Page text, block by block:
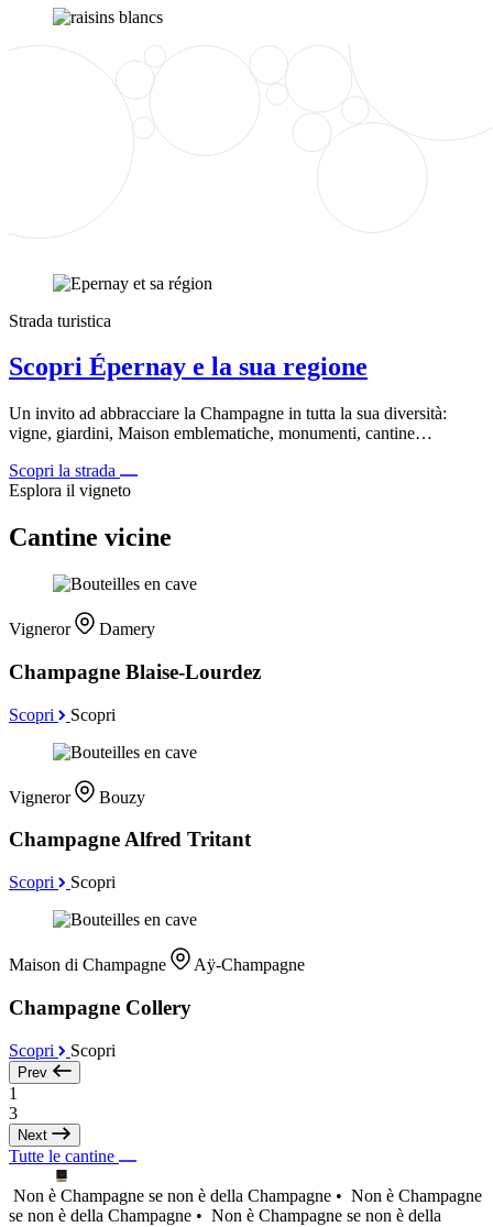
Strada turistica
Scopri Épernay e la sua regione
Un invito ad abbracciare la Champagne in tutta la sua diversità:
vigne, giardini, Maison emblematiche, monumenti, cantine…
Scopri la strada
Esplora il vigneto
Cantine vicine
Vigneror Damery
Champagne Blaise-Lourdez
Scopri Scopri
Vigneror Bouzy
Champagne Alfred Tritant
Scopri Scopri
Maison di Champagne Aÿ-Champagne
Champagne Collery
Scopri Scopri
Prev
1
3
Next
Tutte le cantine
Non è Champagne se non è della Champagne • Non è Champagne
se non è della Champagne • Non è Champagne se non è della